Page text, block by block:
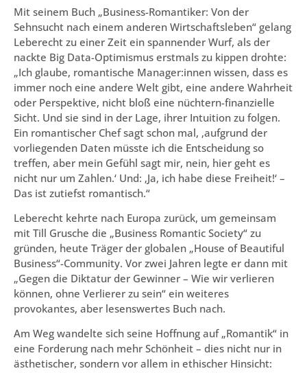
Mit seinem Buch „Business-Romantiker: Von der
Sehnsucht nach einem anderen Wirtschaftsleben“ gelang
Leberecht zu einer Zeit ein spannender Wurf, als der
nackte Big Data-Optimismus erstmals zu kippen drohte:
„Ich glaube, romantische Manager:innen wissen, dass es
immer noch eine andere Welt gibt, eine andere Wahrheit
oder Perspektive, nicht bloß eine nüchtern-finanzielle
Sicht. Und sie sind in der Lage, ihrer Intuition zu folgen.
Ein romantischer Chef sagt schon mal, ‚aufgrund der
vorliegenden Daten müsste ich die Entscheidung so
treffen, aber mein Gefühl sagt mir, nein, hier geht es
nicht nur um Zahlen.‘ Und: ‚Ja, ich habe diese Freiheit!‘ –
Das ist zutiefst romantisch.“
Leberecht kehrte nach Europa zurück, um gemeinsam
mit Till Grusche die „Business Romantic Society“ zu
gründen, heute Träger der globalen „House of Beautiful
Business“-Community. Vor zwei Jahren legte er dann mit
„Gegen die Diktatur der Gewinner – Wie wir verlieren
können, ohne Verlierer zu sein“ ein weiteres
provokantes, aber lesenswertes Buch nach.
Am Weg wandelte sich seine Hoffnung auf „Romantik“ in
eine Forderung nach mehr Schönheit – dies nicht nur in
ästhetischer, sondern vor allem in ethischer Hinsicht: